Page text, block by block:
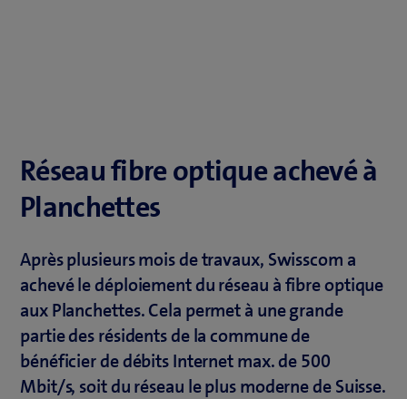
Réseau fibre optique achevé à
Planchettes
Après plusieurs mois de travaux, Swisscom a
achevé le déploiement du réseau à fibre optique
aux Planchettes. Cela permet à une grande
partie des résidents de la commune de
bénéficier de débits Internet max. de 500
Mbit/s, soit du réseau le plus moderne de Suisse.